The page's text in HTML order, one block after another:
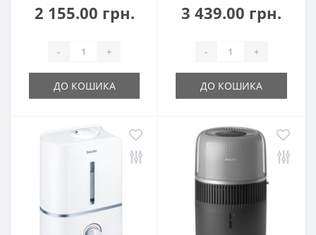
2 155.00 грн.
- +
ДО КОШИКА
3 439.00 грн.
- +
ДО КОШИКА